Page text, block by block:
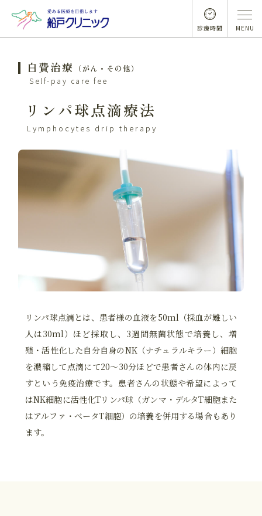
診療時間 MENU
自費治療 （がん・その他）
Self-pay care fee
リンパ球点滴療法
Lymphocytes drip therapy
リンパ球点滴とは、患者様の血液を50ml（採血が難しい
人は30ml）ほど採取し、3週間無菌状態で培養し、増
殖・活性化した自分自身のNK（ナチュラルキラー）細胞
を濃縮して点滴にて20～30分ほどで患者さんの体内に戻
すという免疫治療です。患者さんの状態や希望によって
はNK細胞に活性化Tリンパ球（ガンマ・デルタT細胞また
はアルファ・ベータT細胞）の培養を併用する場合もあり
ます。